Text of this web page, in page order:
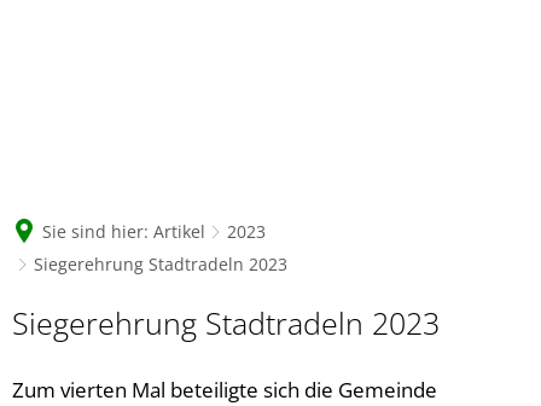
Sie sind hier: Artikel
2023
Siegerehrung Stadtradeln 2023
Siegerehrung Stadtradeln 2023
Zum vierten Mal beteiligte sich die Gemeinde